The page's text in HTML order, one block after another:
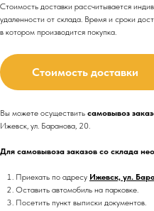
Стоимость доставки рассчитывается
удаленности от склада. Время и сроки
в котором производится покупка.
Стоимость доставки
Вы можете осуществить самовывоз
Ижевск, ул. Баранова, 20.
Для самовывоза заказов со склада
Приехать по адресу Ижевск, ул.
Оставить автомобиль на парковке.
Посетить пункт выписки документов.